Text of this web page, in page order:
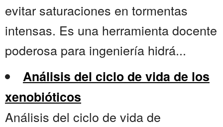
evitar saturaciones en tormentas
intensas. Es una herramienta docente
poderosa para ingeniería hidrá...
Análisis del ciclo de vida de los
xenobióticos
Análisis del ciclo de vida de